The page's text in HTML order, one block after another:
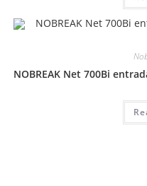
NOBREAK Net 700Bi